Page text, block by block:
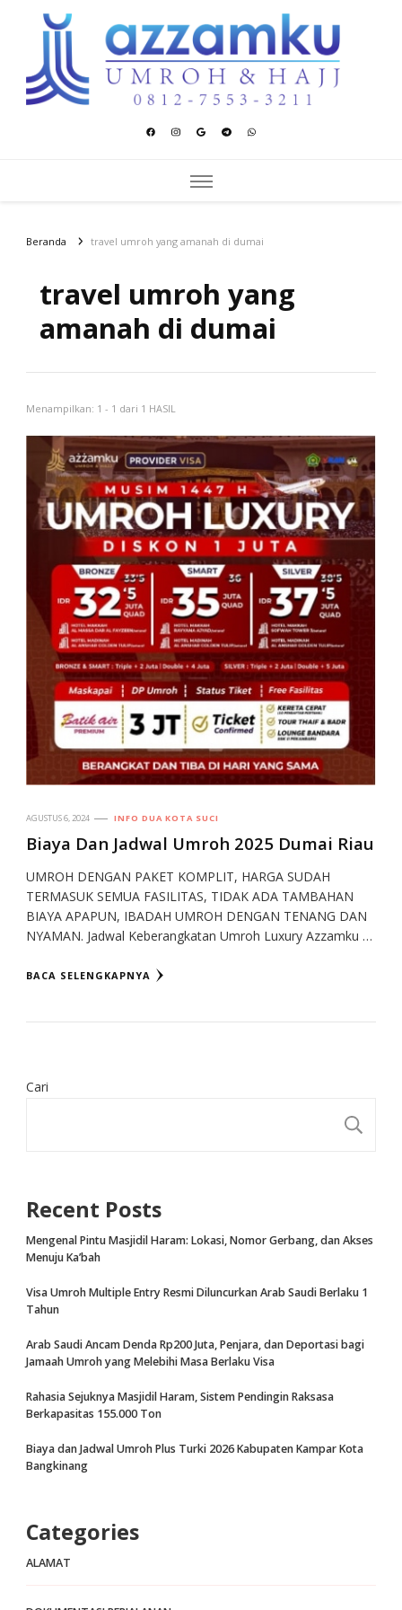
Azzamku Umroh dan Hajj
Beranda travel umroh yang amanah di dumai
travel umroh yang
amanah di dumai
Menampilkan: 1 - 1 dari 1 HASIL
AGUSTUS 6, 2024 INFO DUA KOTA SUCI
Biaya Dan Jadwal Umroh 2025 Dumai Riau
UMROH DENGAN PAKET KOMPLIT, HARGA SUDAH
TERMASUK SEMUA FASILITAS, TIDAK ADA TAMBAHAN
BIAYA APAPUN, IBADAH UMROH DENGAN TENANG DAN
NYAMAN. Jadwal Keberangkatan Umroh Luxury Azzamku …
BACA SELENGKAPNYA
Cari
Recent Posts
Mengenal Pintu Masjidil Haram: Lokasi, Nomor Gerbang, dan Akses
Menuju Ka’bah
Visa Umroh Multiple Entry Resmi Diluncurkan Arab Saudi Berlaku 1
Tahun
Arab Saudi Ancam Denda Rp200 Juta, Penjara, dan Deportasi bagi
Jamaah Umroh yang Melebihi Masa Berlaku Visa
Rahasia Sejuknya Masjidil Haram, Sistem Pendingin Raksasa
Berkapasitas 155.000 Ton
Biaya dan Jadwal Umroh Plus Turki 2026 Kabupaten Kampar Kota
Bangkinang
Categories
ALAMAT